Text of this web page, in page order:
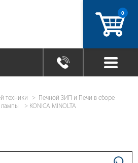
0
техники
Печной ЗИП и Печи в сборе
лампы
KONICA MINOLTA